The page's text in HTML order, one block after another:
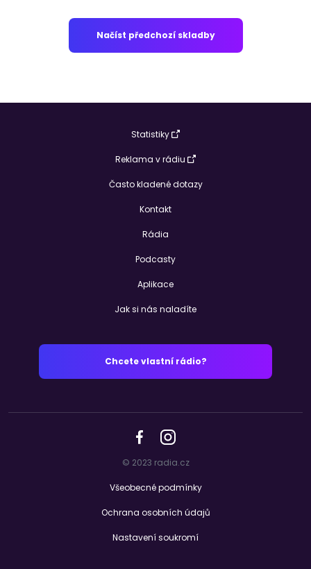
Načíst předchozí skladby
Statistiky
Reklama v rádiu
Často kladené dotazy
Kontakt
Rádia
Podcasty
Aplikace
Jak si nás naladíte
Chcete vlastní rádio?
© 2023 radia.cz
Všeobecné podmínky
Ochrana osobních údajů
Nastavení soukromí